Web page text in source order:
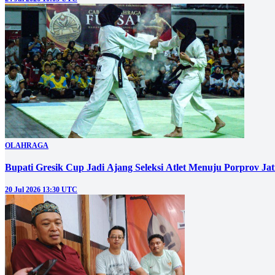
OLAHRAGA
Bupati Gresik Cup Jadi Ajang Seleksi Atlet Menuju Porprov
20 Jul 2026 13:30 UTC